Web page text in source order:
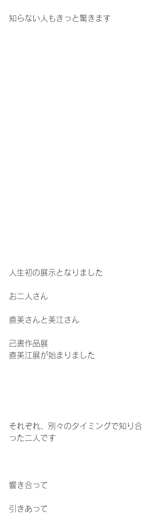
知らない人もきっと驚きます
人生初の展示となりました
お二人さん
直美さんと美江さん
己書作品展
直美江展が始まりました
それぞれ、別々のタイミングで知り合
った二人です
響き合って
引きあって